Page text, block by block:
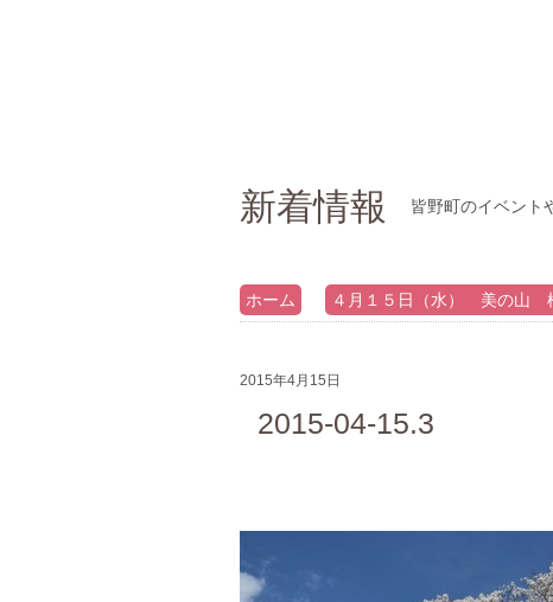
新着情報 皆野町のイベント
ホーム ４月１５日（水） 美の山
2015年4月15日
2015-04-15.3